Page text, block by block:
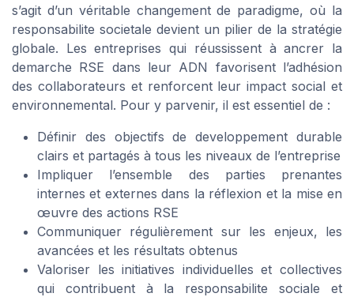
s’agit d’un véritable changement de paradigme, où la
responsabilite societale devient un pilier de la stratégie
globale. Les entreprises qui réussissent à ancrer la
demarche RSE dans leur ADN favorisent l’adhésion
des collaborateurs et renforcent leur impact social et
environnemental. Pour y parvenir, il est essentiel de :
Définir des objectifs de developpement durable
clairs et partagés à tous les niveaux de l’entreprise
Impliquer l’ensemble des parties prenantes
internes et externes dans la réflexion et la mise en
œuvre des actions RSE
Communiquer régulièrement sur les enjeux, les
avancées et les résultats obtenus
Valoriser les initiatives individuelles et collectives
qui contribuent à la responsabilite sociale et